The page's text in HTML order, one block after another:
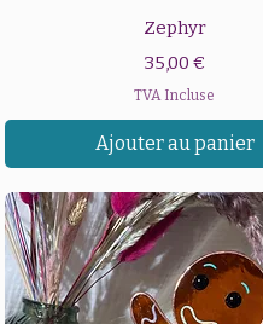
Aperçu rapide
Zephyr
Prix
35,00 €
TVA Incluse
Ajouter au panier